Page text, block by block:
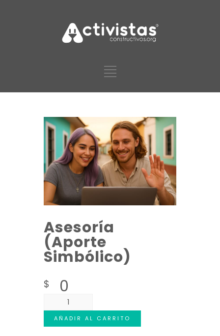
Asesoría
(Aporte
Simbólico)
$ 0
AÑADIR AL CARRITO